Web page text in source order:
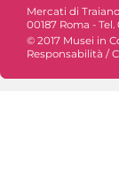
Mercati di
00187 Roma -
© 2017 Musei in
Responsabilità /